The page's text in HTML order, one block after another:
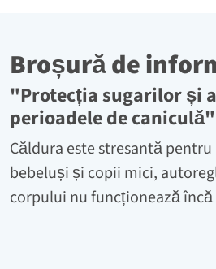
Broșură de
"Protecția sugarilor și
perioadele de caniculă"
Căldura este stresantă
bebeluși și copii mici,
corpului nu funcționează